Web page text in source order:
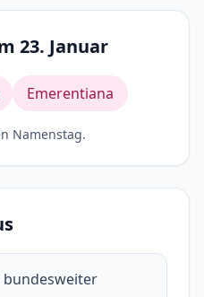
23. Januar
Emerentiana
Namenstag.
bundesweiter